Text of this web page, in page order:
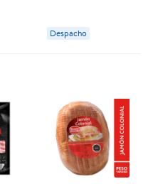
Abuelo
Despacho